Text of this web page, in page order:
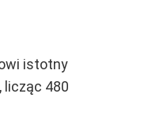
istotny
licząc 480